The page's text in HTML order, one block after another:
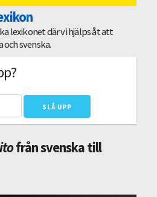
lexikonet där vi hjälps åt att
svenska.
från svenska till